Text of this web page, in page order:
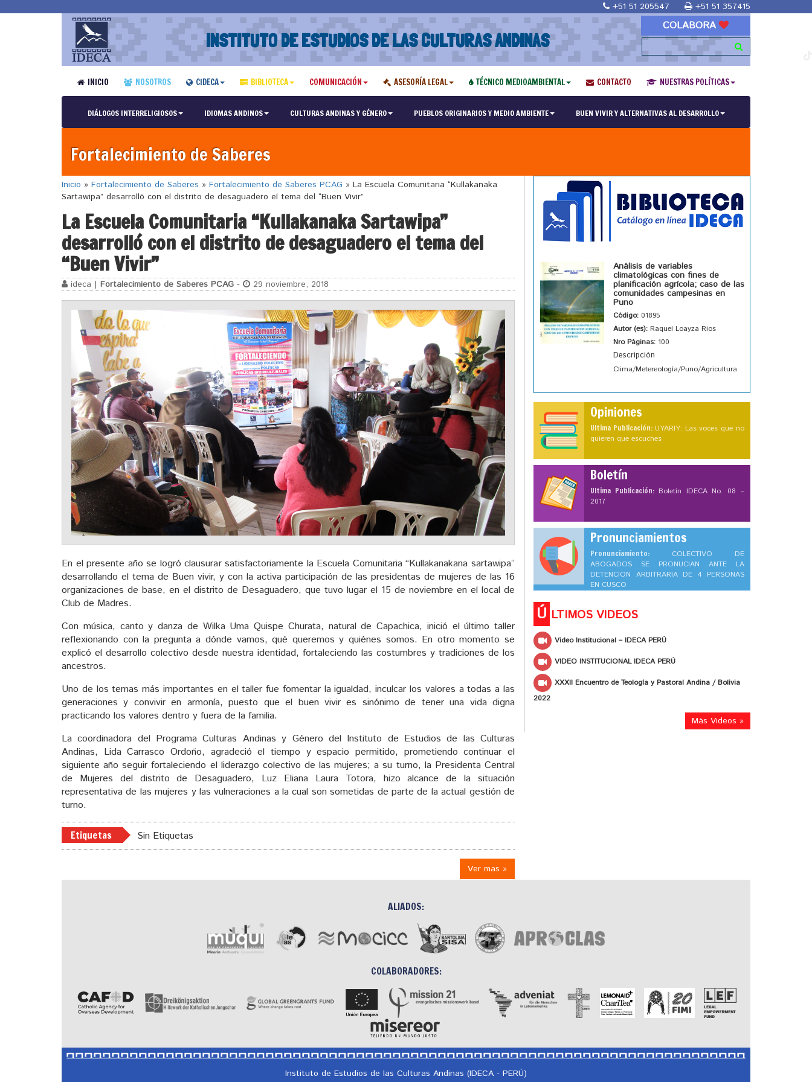
+51 51 205547 +51 51 357415
INSTITUTO DE ESTUDIOS DE LAS CULTURAS ANDINAS
COLABORA
INICIO NOSOTROS CIDECA BIBLIOTECA COMUNICACIÓN ASESORÍA LEGAL TÉCNICO MEDIOAMBIENTAL CONTACTO NUESTRAS POLÍTICAS
DIÁLOGOS INTERRELIGIOSOS IDIOMAS ANDINOS CULTURAS ANDINAS Y GÉNERO PUEBLOS ORIGINARIOS Y MEDIO AMBIENTE BUEN VIVIR Y ALTERNATIVAS AL DESARROLLO
Fortalecimiento de Saberes
Inicio » Fortalecimiento de Saberes » Fortalecimiento de Saberes PCAG » La Escuela Comunitaria “Kullakanaka
Sartawipa” desarrolló con el distrito de desaguadero el tema del “Buen Vivir”
La Escuela Comunitaria “Kullakanaka Sartawipa”
desarrolló con el distrito de desaguadero el tema del
“Buen Vivir”
ideca | Fortalecimiento de Saberes PCAG - 29 noviembre, 2018
En el presente año se logró clausurar satisfactoriamente la Escuela Comunitaria “Kullakanakana sartawipa”
desarrollando el tema de Buen vivir, y con la activa participación de las presidentas de mujeres de las 16
organizaciones de base, en el distrito de Desaguadero, que tuvo lugar el 15 de noviembre en el local de
Club de Madres.
Con música, canto y danza de Wilka Uma Quispe Churata, natural de Capachica, inició el último taller
reflexionando con la pregunta a dónde vamos, qué queremos y quiénes somos. En otro momento se
explicó el desarrollo colectivo desde nuestra identidad, fortaleciendo las costumbres y tradiciones de los
ancestros.
Uno de los temas más importantes en el taller fue fomentar la igualdad, inculcar los valores a todas a las
generaciones y convivir en armonía, puesto que el buen vivir es sinónimo de tener una vida digna
practicando los valores dentro y fuera de la familia.
La coordinadora del Programa Culturas Andinas y Género del Instituto de Estudios de las Culturas
Andinas, Lida Carrasco Ordoño, agradeció el tiempo y espacio permitido, prometiendo continuar el
siguiente año seguir fortaleciendo el liderazgo colectivo de las mujeres; a su turno, la Presidenta Central
de Mujeres del distrito de Desaguadero, Luz Eliana Laura Totora, hizo alcance de la situación
representativa de las mujeres y las vulneraciones a la cual son sometidas de parte de la actual gestión de
turno.
Etiquetas Sin Etiquetas
Ver mas »
Análisis de variables
climatológicas con fines de
planificación agrícola; caso de las
comunidades campesinas en
Puno
Código: 01895
Autor (es): Raquel Loayza Rios
Nro Páginas: 100
Descripción
Clima/Metereología/Puno/Agricultura
Opiniones
Ultima Publicación: UYARIY: Las voces que no
quieren que escuches
Boletín
Ultima Publicación: Boletín IDECA No. 08 –
2017
Pronunciamientos
Pronunciamiento: COLECTIVO DE
ABOGADOS SE PRONUCIAN ANTE LA
DETENCION ARBITRARIA DE 4 PERSONAS
EN CUSCO
Ú LTIMOS VIDEOS
Video Institucional – IDECA PERÚ
VIDEO INSTITUCIONAL IDECA PERÚ
XXXII Encuentro de Teología y Pastoral Andina / Bolivia
2022
Más Videos »
ALIADOS:
COLABORADORES:
Instituto de Estudios de las Culturas Andinas (IDECA - PERÚ)